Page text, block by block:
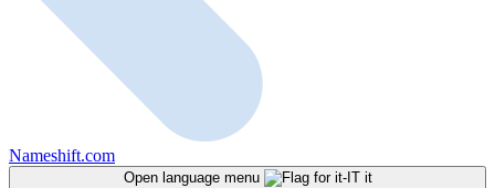
Nameshift.com
Open language menu it